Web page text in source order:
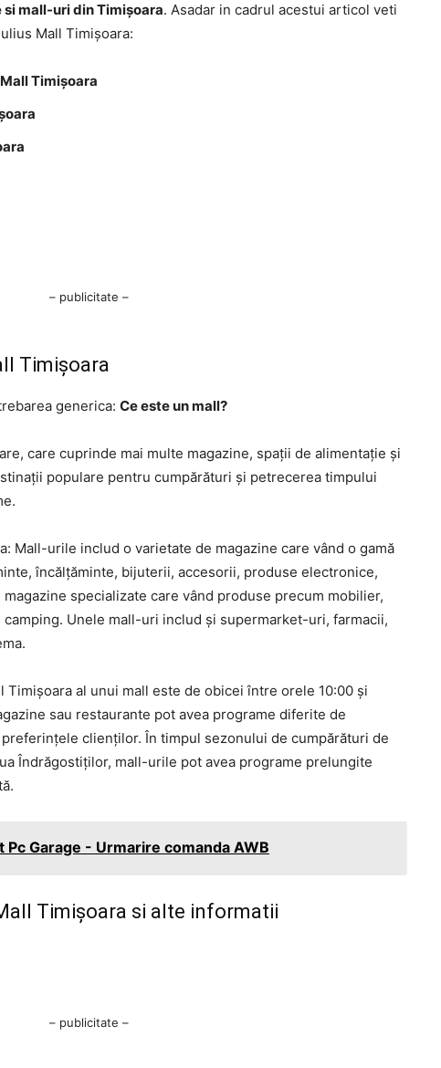
mall-uri din Timișoara. Asadar in cadrul acestui articol veti
Mall Timișoara:
Timișoara
– publicitate –
Timișoara
generica: Ce este un mall?
care cuprinde mai multe magazine, spații de alimentație și
populare pentru cumpărături și petrecerea timpului
Mall-urile includ o varietate de magazine care vând o gamă
încălțăminte, bijuterii, accesorii, produse electronice,
specializate care vând produse precum mobilier,
Unele mall-uri includ și supermarket-uri, farmacii,
al unui mall este de obicei între orele 10:00 și
sau restaurante pot avea programe diferite de
clienților. În timpul sezonului de cumpărături de
Îndrăgostiților, mall-urile pot avea programe prelungite
Pc Garage - Urmarire comanda AWB
Timișoara si alte informatii
– publicitate –